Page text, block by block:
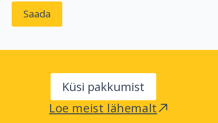
Küsi pakkumist
Loe meist lähemalt